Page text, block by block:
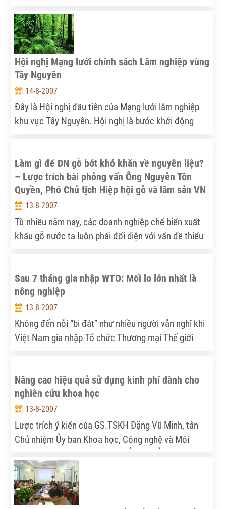
Hội nghị Mạng lưới chính sách Lâm nghiệp vùng
Tây Nguyên
14-8-2007
Đây là Hội nghị đầu tiên của Mạng lưới lâm nghiệp
khu vực Tây Nguyên. Hội nghị là bước khởi động
Làm gì để DN gỗ bớt khó khăn về nguyên liệu?
– Lược trích bài phỏng vấn Ông Nguyễn Tôn
Quyền, Phó Chủ tịch Hiệp hội gỗ và lâm sản VN
13-8-2007
Từ nhiều năm nay, các doanh nghiệp chế biến xuất
khẩu gỗ nước ta luôn phải đối diện với vấn đề thiếu
Sau 7 tháng gia nhập WTO: Mối lo lớn nhất là
nông nghiệp
13-8-2007
Không đến nỗi “bi đát” như nhiều người vẫn nghĩ khi
Việt Nam gia nhập Tổ chức Thương mại Thế giới
nông nghiệp dường như vẫn chưa thể bắt nhịp với
guồng quay mới. Chính vì vậy, vấn đề cải cách nông
nghiệp hiện nay phải được đặt lên hàng đầu.
Nâng cao hiệu quả sử dụng kinh phí dành cho
nghiên cứu khoa học
13-8-2007
Lược trích ý kiến của GS.TSKH Đặng Vũ Minh, tân
Chủ nhiệm Ủy ban Khoa học, Công nghệ và Môi
Thường vụ Quốc hội qua cuộc trả lời phỏng vấn của
Tia Sáng.